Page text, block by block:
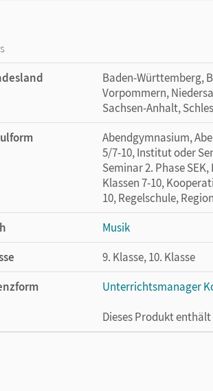
Baden-Württemberg,
Vorpommern,
Sachsen-Anhalt,
Abendgymnasium,
5/7-10, Institut oder
Seminar 2. Phase
Klassen 7-10,
10, Regelschule,
Musik
9. Klasse, 10. Klasse
Unterrichtsmanager
Dieses Produkt
Ermöglicht 30